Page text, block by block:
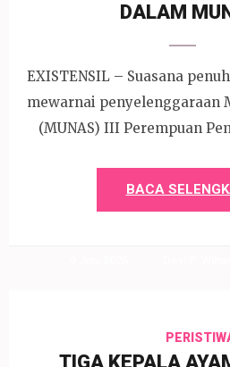
DALAM
EXISTENSIL – Suasana
mewarnai penyelenggaraan
(MUNAS) III Perempuan
BACA
TIGA KEPALA